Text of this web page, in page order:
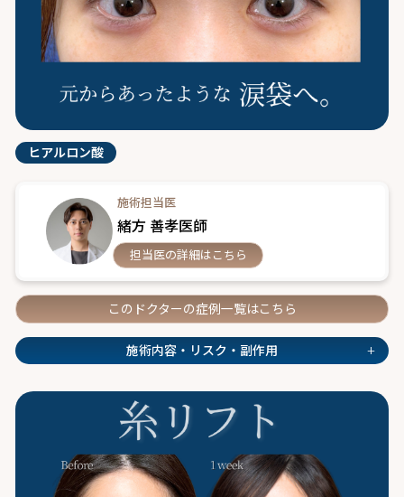
ヒアルロン酸
施術担当医
緒方 善孝医師
担当医の詳細はこちら
このドクターの症例一覧はこちら
施術内容・リスク・副作用 +